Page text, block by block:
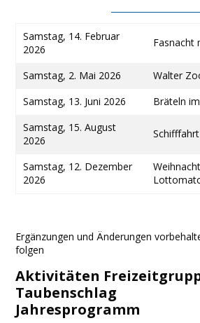
Samstag, 14. Februar
2026
Fasnacht
Samstag, 2. Mai 2026
Walter
Samstag, 13. Juni 2026
Bräteln
Samstag, 15. August
2026
Samstag, 12. Dezember
2026
Ergänzungen und Änderungen
folgen
Aktivitäten
Taubenschlag
Jahresprogramm